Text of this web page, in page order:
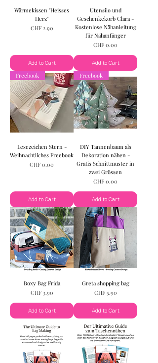
Wärmekissen "Heisses
Herz"
Price
CHF 2.90
Add to Cart
Utensilo und
Geschenkekorb Clara -
Kostenlose Nähanleitung
für Nähanfänger
Price
CHF 0.00
Add to Cart
Freebook
Lesezeichen Stern -
Weihnachtliches Freebook
Price
CHF 0.00
Add to Cart
Freebook
DIY Tannenbaum als
Dekoration nähen -
Gratis Schnittmuster in
zwei Grössen
Price
CHF 0.00
Add to Cart
Boxy Bag Frida
Price
CHF 3.90
Add to Cart
Greta shopping bag
Price
CHF 5.90
Add to Cart